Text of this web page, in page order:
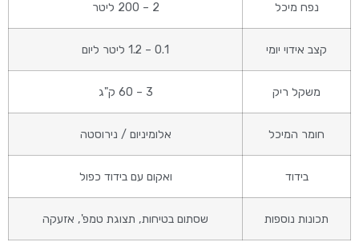
נפח מיכל 2 – 200 ליטר
קצב אידוי יומי 0.1 – 1.2 ליטר ליום
משקל ריק 3 – 60 ק"ג
חומר המיכל אלומיניום / נירוסטה
בידוד ואקום עם בידוד כפול
תכונות נוספות שסתום בטיחות, תצוגת טמפ', אזעקה